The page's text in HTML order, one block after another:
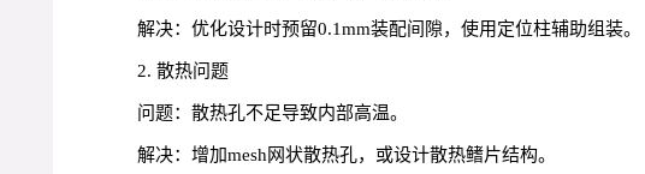
解决：优化设计时预留0.1mm装配间隙，使用定位柱辅助组装。
2. 散热问题
问题：散热孔不足导致内部高温。
解决：增加mesh网状散热孔，或设计散热鳍片结构。